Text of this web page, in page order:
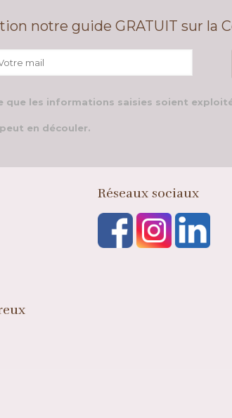
notre guide GRATUIT sur la
les informations saisies soient
en découler.
Réseaux sociaux